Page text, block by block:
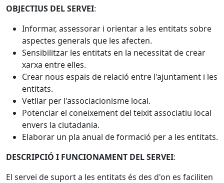
OBJECTIUS DEL SERVEI:
Informar, assessorar i orientar a les entitats sobre
aspectes generals que les afecten.
Sensibilitzar les entitats en la necessitat de crear
xarxa entre elles.
Crear nous espais de relació entre l'ajuntament i les
entitats.
Vetllar per l'associacionisme local.
Potenciar el coneixement del teixit associatiu local
envers la ciutadania.
Elaborar un pla anual de formació per a les entitats.
DESCRIPCIÓ I FUNCIONAMENT DEL SERVEI:
El servei de suport a les entitats és des d'on es faciliten